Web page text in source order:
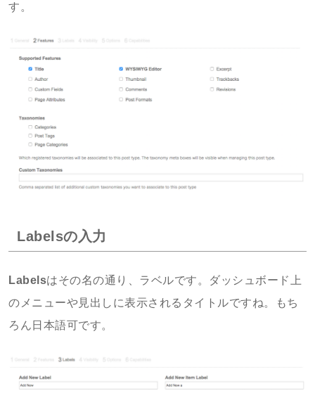
す。
Labelsの入力
Labelsはその名の通り、ラベルです。ダッシュボード上
のメニューや見出しに表示されるタイトルですね。もち
ろん日本語可です。